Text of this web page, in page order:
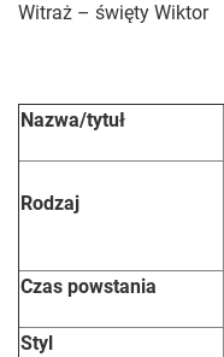
Witraż – święty Wiktor
Nazwa/tytuł
Rodzaj
Czas powstania
Styl